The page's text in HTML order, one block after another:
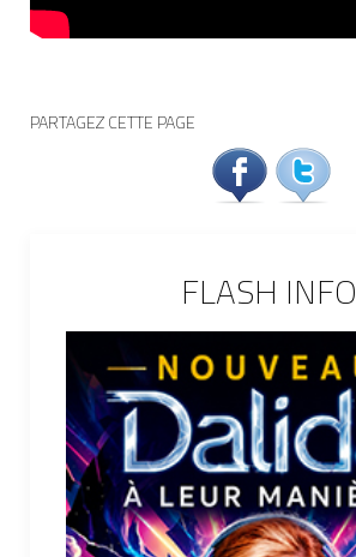
PARTAGEZ CETTE PAGE
FLASH INFO